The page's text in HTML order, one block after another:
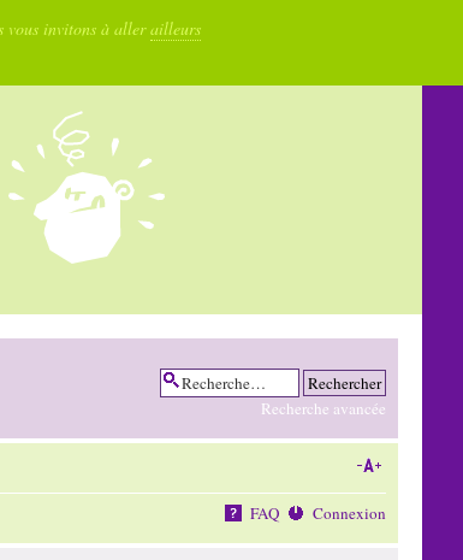
vous invitons à allerailleurs
Recherche avancée
FAQ Connexion